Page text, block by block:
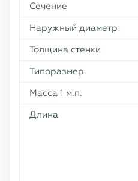
Сечение
Наружный диаметр
Толщина стенки
Типоразмер
Масса 1 м.п.
Длина